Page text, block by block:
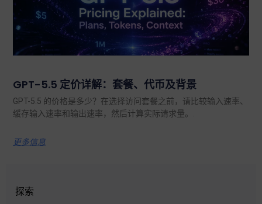
GPT-5.5 定价详解：套餐、代币及背景
GPT-5.5 的价格是多少？在选择访问套餐之前，请比较输入速率、
缓存输入速率和输出速率，然后计算实际请求量。.
更多信息
探索